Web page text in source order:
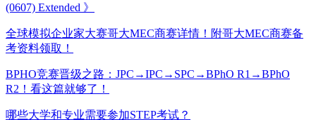
(0607) Extended 》
全球模拟企业家大赛哥大MEC商赛详情！附哥大MEC商赛备
考资料领取！
BPHO竞赛晋级之路：JPC→IPC→SPC→BPhO R1→BPhO
R2！看这篇就够了！
哪些大学和专业需要参加STEP考试？